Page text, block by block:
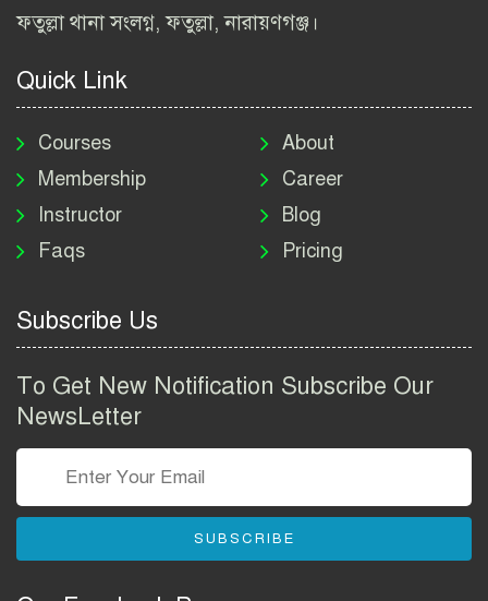
২০২৬ | BIWTA Job Circular
নিয়োগ বিজ্ঞপ্তি ২০২৬ | DNC
Job Circular 2026
পাসপোর্ট করতে কি কি লাগে
২০২৬ | ই-পাসপোর্ট আবেদন ও
Group Job Circular 2026
তথ্য অধিদপ্তর নিয়োগ বিজ্ঞপ্তি
বাংলাদেশ পুলিশ এএসআই
ফতুল্লা থানা সংলগ্ন, ফতুল্লা, নারায়ণগঞ্জ।
Quick Link
Courses
Membership
Instructor
Faqs
About
Career
Blog
Pricing
Subscribe Us
To Get New Notification Subscribe Our
NewsLetter
SUBSCRIBE